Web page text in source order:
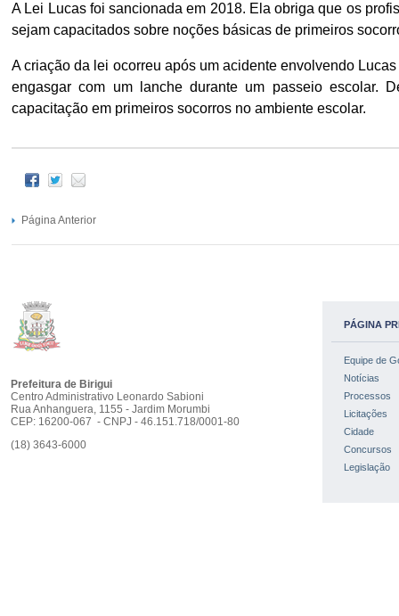
A Lei Lucas foi sancionada em 2018. Ela obriga que os
sejam capacitados sobre noções básicas de primeiros
A criação da lei ocorreu após um acidente envolvendo
engasgar com um lanche durante um passeio escolar.
capacitação em primeiros socorros no ambiente escolar.
Página Anterior
Prefeitura de Birigui
Centro Administrativo Leonardo Sabioni
Rua Anhanguera, 1155 - Jardim Morumbi
CEP: 16200-067 - CNPJ - 46.151.718/0001-80
(18) 3643-6000
PÁGINA
Equipe de
Notícias
Processos
Licitações
Cidade
Concursos
Legislação